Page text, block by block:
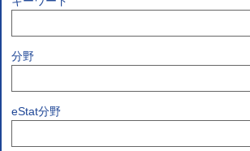
分野
eStat分野